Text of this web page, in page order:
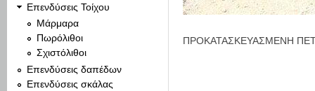
ΠΡΟΚΑΤΑΣΚΕΥΑΣΜΕΝΗ
Επενδύσεις Τοίχου
Μάρμαρα
Πωρόλιθοι
Σχιστόλιθοι
Επενδύσεις δαπέδων
Επενδύσεις σκάλας